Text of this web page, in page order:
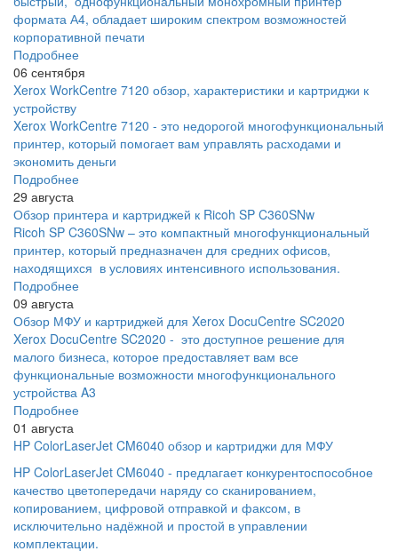
формата А4, обладает широким спектром возможностей
корпоративной печати
Подробнее
06 сентября
Xerox WorkCentre 7120 обзор, характеристики и картриджи к
устройству
Xerox WorkCentre 7120 - это недорогой многофункциональный
принтер, который помогает вам управлять расходами и
экономить деньги
Подробнее
29 августа
Обзор принтера и картриджей к Ricoh SP C360SNw
Ricoh SP C360SNw – это компактный многофункциональный
принтер, который предназначен для средних офисов,
находящихся в условиях интенсивного использования.
Подробнее
09 августа
Обзор МФУ и картриджей для Xerox DocuCentre SC2020
Xerox DocuCentre SC2020 - это доступное решение для
малого бизнеса, которое предоставляет вам все
функциональные возможности многофункционального
устройства A3
Подробнее
01 августа
HP ColorLaserJet CM6040 обзор и картриджи для МФУ
HP ColorLaserJet CM6040 - предлагает конкурентоспособное
качество цветопередачи наряду со сканированием,
копированием, цифровой отправкой и факсом, в
исключительно надёжной и простой в управлении
комплектации.